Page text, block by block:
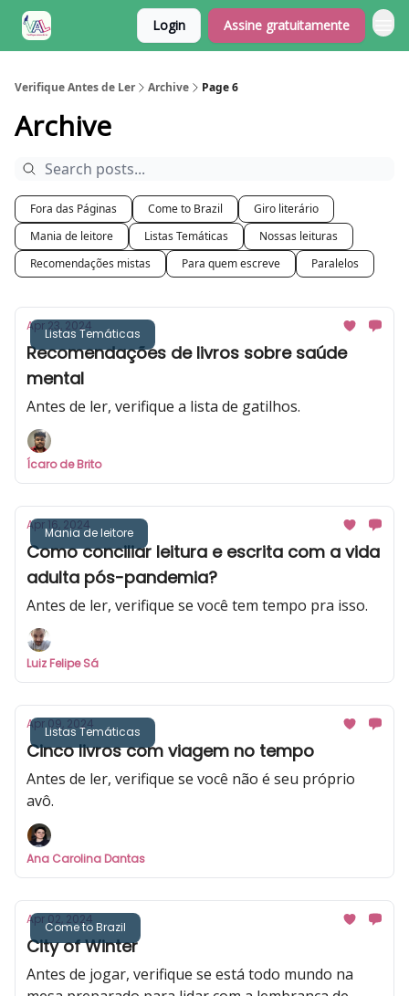
Login Assine gratuitamente
Verifique Antes de Ler Archive Page 6
Archive
Fora das Páginas Come to Brazil
Giro literário
Mania de leitore
Listas Temáticas
Nossas leituras
Recomendações mistas
Para quem escreve Paralelos
Listas Temáticas
Apr 23, 2024
Recomendações de livros sobre saúde
mental
Antes de ler, verifique a lista de gatilhos.
Ícaro de Brito
Mania de leitore
Apr 16, 2024
Como conciliar leitura e escrita com a vida
adulta pós-pandemia?
Antes de ler, verifique se você tem tempo pra isso.
Luiz Felipe Sá
Listas Temáticas
Apr 09, 2024
Cinco livros com viagem no tempo
Antes de ler, verifique se você não é seu próprio
avô.
Ana Carolina Dantas
Come to Brazil
Apr 02, 2024
City of Winter
Antes de jogar, verifique se está todo mundo na